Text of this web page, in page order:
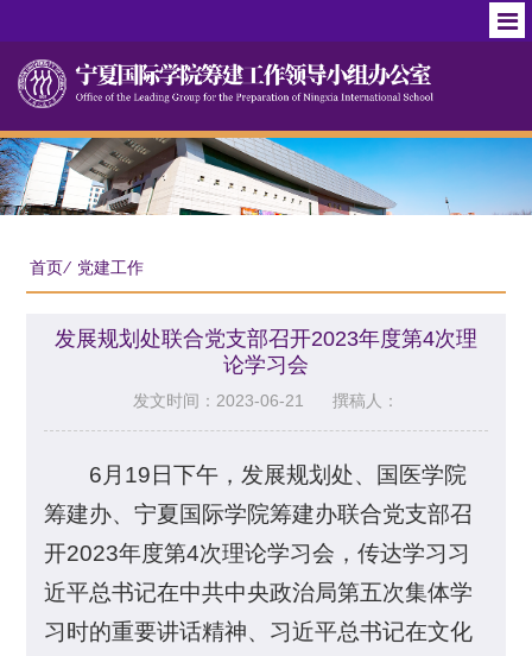
首页 ⁄ 党建工作
发展规划处联合党支部召开2023年度第4次理
论学习会
发文时间：2023-06-21 撰稿人：
6月19日下午，发展规划处、国医学院
筹建办、宁夏国际学院筹建办联合党支部召
开2023年度第4次理论学习会，传达学习习
近平总书记在中共中央政治局第五次集体学
习时的重要讲话精神、习近平总书记在文化